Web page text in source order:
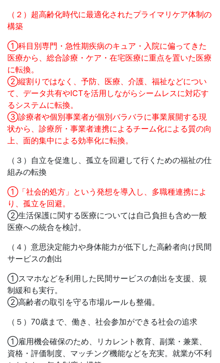
（２）超高齢化時代に最適化されたプライマリケア体制の
構築
①科目別専門・急性期疾病のキュア・入院に偏ってきた
医療から、総合診療・ケア・在宅医療に重点を置いた医療
に転換。
②縦割りではなく、予防、医療、介護、福祉などについ
て、データ共有やICTを活用しながらシームレスに対応す
るシステムに転換。
③診療者や個別事業者が個別バラバラに事業展開する現
状から、診療所・事業者連携によるチーム化による質の向
上、面的集中による効率化に転換。
（３）自立を促進し、孤立を回避して行くための福祉の仕
組みの転換
①「社会的処方」という発想を導入し、多職種連携によ
り、孤立を回避。
②生活保護に関する医療については自己負担も含め一般
医療への統合を検討。
（４）意思決定能力や身体能力が低下した高齢者向け民間
サービスの創出
①スマホなどを利用した民間サービスの創出を支援、規
制緩和も実行。
②高齢者の取引を守る市場ルールも整備。
（５）70歳まで、働き、社会参加ができる社会の追求
①雇用機会確保のため、リカレント教育、副業・兼業、
資格・評価制度、マッチング機能などを充実。就業が不利